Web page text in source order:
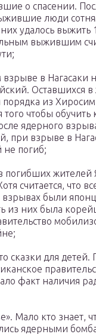
о спасении.
люди
удалось выжить
выжившим
в Нагасаки
Оставшихся
порядка из
того чтобы обучить
ядерного
при взрыве в
не погиб;
погибших
считается, что
были
из них была
сказки для детей.
факт наличия
Мало кто знает,
ядерными